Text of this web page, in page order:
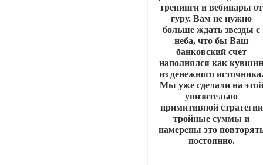
тренинги и вебинары от
гуру. Вам не нужно
больше ждать звезды с
неба, что бы Ваш
банковский счет
наполнялся как
из денежного
Мы уже сделали на этой
унизительно
примитивной стратегии
тройные суммы и
намерены это
постоянно.